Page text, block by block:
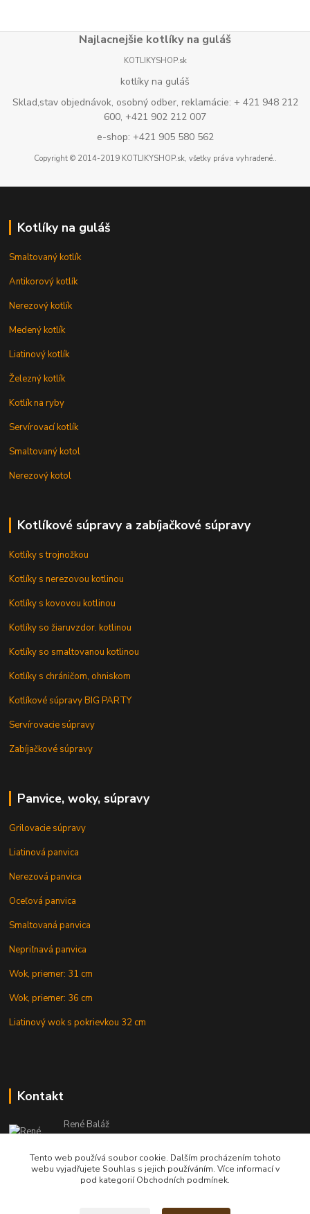
Najlacnejšie kotlíky na guláš
KOTLIKYSHOP.sk
kotlíky na guláš
Sklad,stav objednávok, osobný odber, reklamácie: + 421 948 212
600, +421 902 212 007
e-shop: +421 905 580 562
Copyright © 2014-2019 KOTLIKYSHOP.sk, všetky práva vyhradené..
Kotlíky na guláš
Smaltovaný kotlík
Antikorový kotlík
Nerezový kotlík
Medený kotlík
Liatinový kotlík
Železný kotlík
Kotlík na ryby
Servírovací kotlík
Smaltovaný kotol
Nerezový kotol
Kotlíkové súpravy a zabíjačkové súpravy
Kotlíky s trojnožkou
Kotlíky s nerezovou kotlinou
Kotlíky s kovovou kotlinou
Kotlíky so žiaruvzdor. kotlinou
Kotlíky so smaltovanou kotlinou
Kotlíky s chráničom, ohniskom
Kotlíkové súpravy BIG PARTY
Servírovacie súpravy
Zabíjačkové súpravy
Panvice, woky, súpravy
Grilovacie súpravy
Liatinová panvica
Nerezová panvica
Oceľová panvica
Smaltovaná panvica
Nepriľnavá panvica
Wok, priemer: 31 cm
Wok, priemer: 36 cm
Liatinový wok s pokrievkou 32 cm
Kontakt
René Baláž
Eshop: +421 902 212 007
od 8:00 - do 16:00 hod
info@kotlikyshop.sk
Tento web používá soubor cookie. Dalším procházením tohoto
webu vyjadřujete Souhlas s jejich používáním. Více informací v
pod kategorií Obchodních podmínek.